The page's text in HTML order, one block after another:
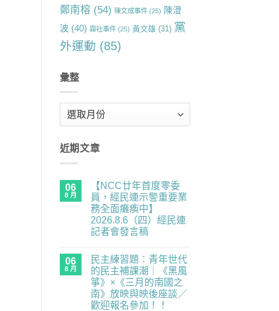
鄭南榕 (54) 陳文成事件(25) 陳澄
波 (40) 霧社事件(25) 黃文雄(31) 黨
外運動 (85)
彙整
近期文章
06
8 月
【NCC廿年首度零委
員，經民連示警重要業
務全面癱瘓中】
2026.8.6（四）經民連
記者會發言稿
廿
年
首
度
零
委
員，
留
言
06
8 月
民主練習題：青年世代
的民主補課潮｜《黑風
箏》×《三月的南國之
南》放映與映後座談／
歡迎報名參加！！